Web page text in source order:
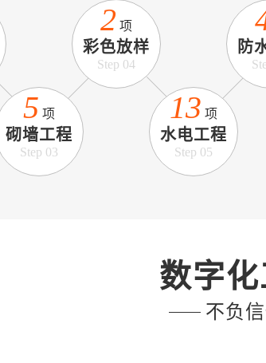
5 项
砌墙工程
Step 03
2 项
彩色放样
Step 04
13 项
水电工程
Step 05
防
数字
不负